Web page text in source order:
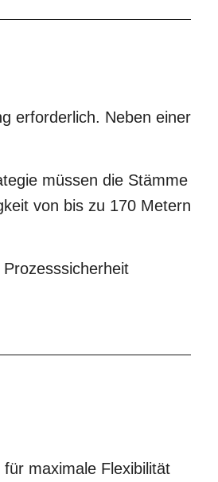
erforderlich. Neben einer
müssen die Stämme
von bis zu 170 Metern
maximale Flexibilität